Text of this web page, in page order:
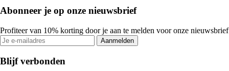
Abonneer je op onze nieuwsbrief
Profiteer van 10% korting door je aan te melden voor onze nieuwsbrief
Aanmelden
Blijf verbonden